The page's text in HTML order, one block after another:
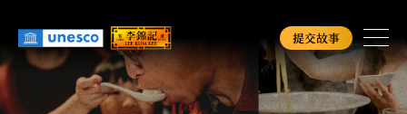
main
content
提交故事